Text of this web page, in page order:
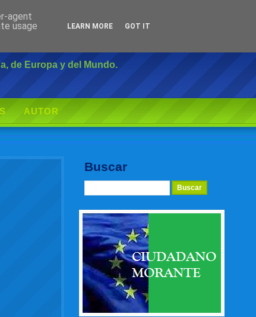
de Europa y del Mundo.
AUTOR
Buscar
agent
usage
LEARN MORE GOT IT